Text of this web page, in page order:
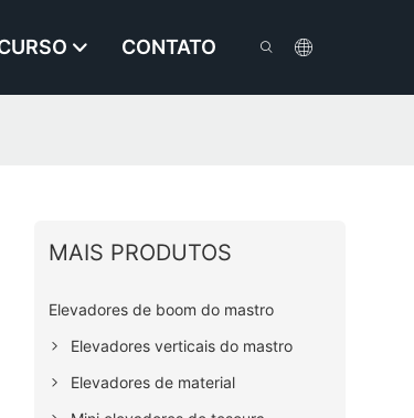
CONTATO
MAIS PRODUTOS
Elevadores de boom do mastro
Elevadores verticais do mastro
Elevadores de material